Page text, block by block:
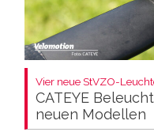
Vier neue StVZO-
CATEYE
neuen Modellen